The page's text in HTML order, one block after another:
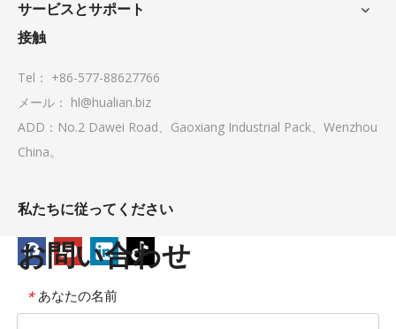
サービスとサポート
接触
Tel： +86-577-88627766
メール： hl@hualian.biz
ADD：No.2 Dawei Road、Gaoxiang Industrial Pack、Wenzhou
China。
私たちに従ってください
お問い合わせ
* あなたの名前